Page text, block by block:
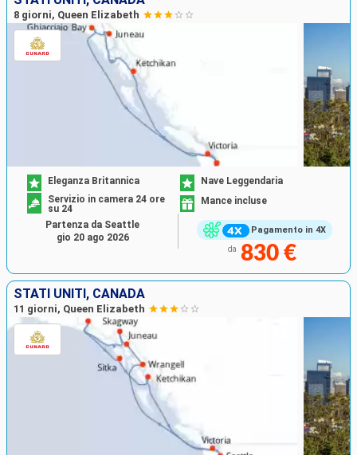
8 giorni, Queen Elizabeth
Pagamento in 4X
Eleganza Britannica
Nave Leggendaria
Servizio in camera 24 ore
su 24
Mance incluse
da 830 €
Partenza da Seattle
gio 20 ago 2026
STATI UNITI, CANADA
11 giorni, Queen Elizabeth